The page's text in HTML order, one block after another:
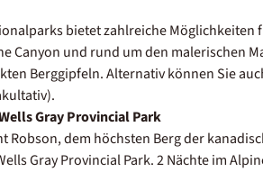
bietet zahlreiche
Canyon und rund um den malerischen
Berggipfeln. Alternativ können Sie
Gray Provincial Park
Robson, dem höchsten Berg der
Gray Provincial Park. 2 Nächte im